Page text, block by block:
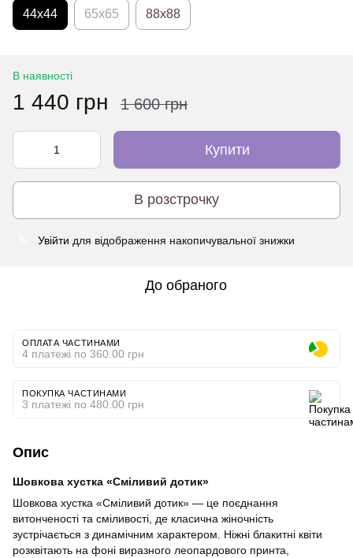
44х44 65x65 88x88
В наявності
1 440 грн 1 600 грн
Купити
В розстрочку
Увійти для відображення накопичувальної знижки
До обраного
ОПЛАТА ЧАСТИНАМИ
4 платежі по 360.00 грн
ПОКУПКА ЧАСТИНАМИ
3 платежі по 480.00 грн
Опис
Шовкова хустка «Сміливий дотик»
Шовкова хустка «Сміливий дотик» — це поєднання
витонченості та сміливості, де класична жіночність
зустрічається з динамічним характером. Ніжні блакитні квіти
розквітають на фоні виразного леопардового принта,